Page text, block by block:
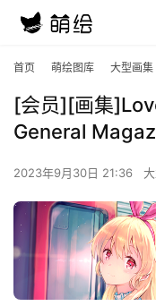
首页 萌绘图库 大型画集
[会员][画集
General
2023年9月30日 21:36